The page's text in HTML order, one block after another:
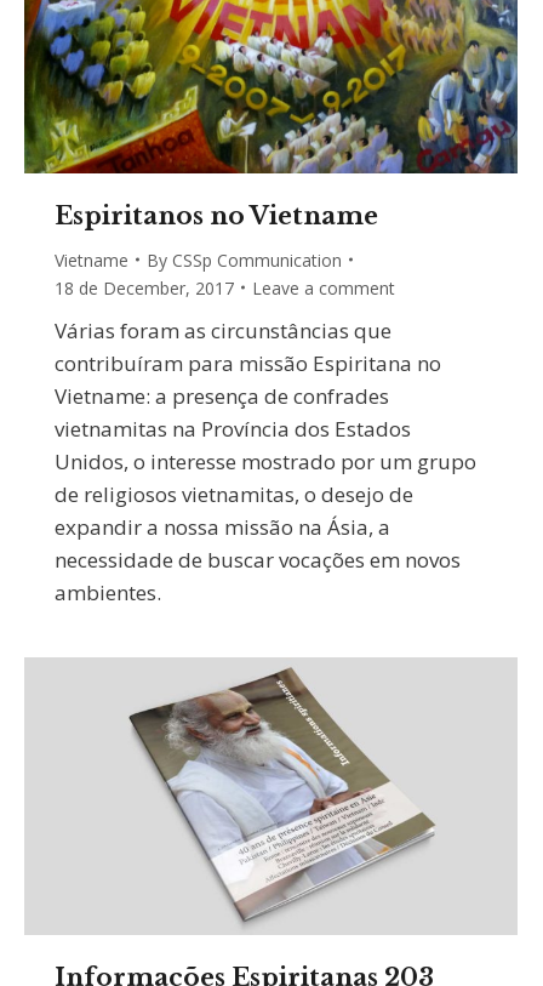
Espiritanos no Vietname
Vietname By CSSp Communication
18 de December, 2017
Leave a comment
Várias foram as circunstâncias que
contribuíram para missão Espiritana no
Vietname: a presença de confrades
vietnamitas na Província dos Estados
Unidos, o interesse mostrado por um grupo
de religiosos vietnamitas, o desejo de
expandir a nossa missão na Ásia, a
necessidade de buscar vocações em novos
ambientes.
Informações Espiritanas 203